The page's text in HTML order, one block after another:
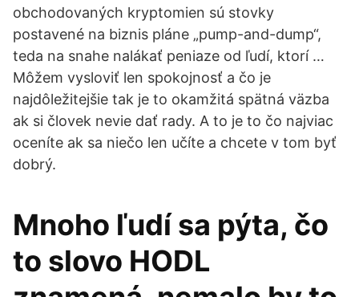
obchodovaných kryptomien sú stovky
postavené na biznis pláne „pump-and-dump“,
teda na snahe nalákať peniaze od ľudí, ktorí …
Môžem vysloviť len spokojnosť a čo je
najdôležitejšie tak je to okamžitá spätná väzba
ak si človek nevie dať rady. A to je to čo najviac
oceníte ak sa niečo len učíte a chcete v tom byť
dobrý.
Mnoho ľudí sa pýta, čo
to slovo HODL